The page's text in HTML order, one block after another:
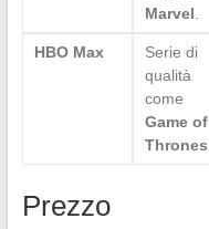
Marvel
HBO Max
Serie di
qualità
come
Game of
Thrones
Prezzo